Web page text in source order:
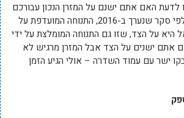
לדעת האם אתם ישנם על המזרן הנכון עבורכם
גם לפי תנוחת השינה. לפי סקר שנערך ב-2016, התנוחה המועדפת על
היא על הצד, שזו גם התנוחה המומלצת על ידי
אתם ישנים על הצד אבל המזרן מרגיש לא
ישר עם עמוד השדרה – אולי הגיע הזמן